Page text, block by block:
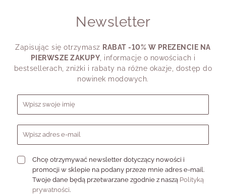
personalizowany dla mężczyzny?
Przy wyborze warto zwrócić uwagę na:
formę - klasycznynieśmiertelnik lub subtelną zawieszkę
długość łańcuszka - dopasowaną do stylu noszenia,
sposób personalizacji - krótki grawer, symbol lub znaczenie
Wybierz model, dopasuj jego charakter i stwórz prezent, który
zostanie z obdarowanym na lata.
FAQ - naszyjniki męskie
personalizowane
Czy personalizacja jest trwała?
stylu?” warto zadać trochę inaczej: “Co chcę
powiedzieć detalem?”.
Newsletter
Zapisując się otrzymasz RABAT -10% W PREZENCIE NA
PIERWSZE ZAKUPY , informacje o nowościach i
bestsellerach, zniżki i rabaty na różne okazje, dostęp do
nowinek modowych.
Formularz zapisu do newslettera
Chcę otrzymywać newsletter dotyczący nowości i
promocji w sklepie na podany przeze mnie adres e-mail.
Twoje dane będą przetwarzane zgodnie z naszą Polityką
prywatności.